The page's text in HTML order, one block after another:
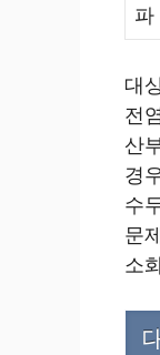
파
대
전
산
경
수
문
소